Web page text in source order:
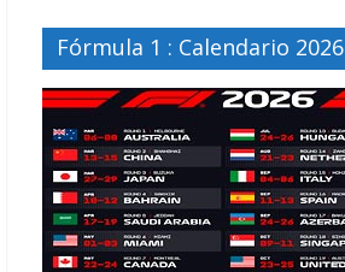
Fórmula 1 : Calendario 2026